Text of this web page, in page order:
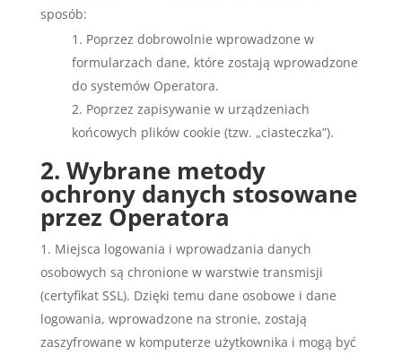
sposób:
Poprzez dobrowolnie wprowadzone w
formularzach dane, które zostają wprowadzone
do systemów Operatora.
Poprzez zapisywanie w urządzeniach
końcowych plików cookie (tzw. „ciasteczka”).
2. Wybrane metody
ochrony danych stosowane
przez Operatora
Miejsca logowania i wprowadzania danych
osobowych są chronione w warstwie transmisji
(certyfikat SSL). Dzięki temu dane osobowe i dane
logowania, wprowadzone na stronie, zostają
zaszyfrowane w komputerze użytkownika i mogą być